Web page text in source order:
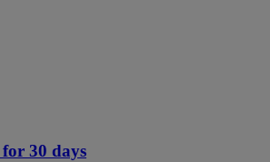
30 days